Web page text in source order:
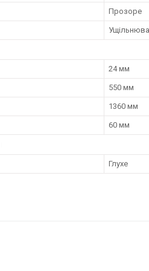
Прозоре
24 мм
550 мм
1360 мм
60 мм
Глухе